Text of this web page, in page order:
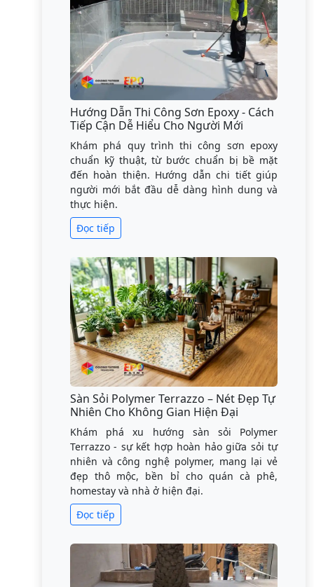
Hướng Dẫn Thi Công Sơn Epoxy - Cách
Tiếp Cận Dễ Hiểu Cho Người Mới
Khám phá quy trình thi công sơn epoxy
chuẩn kỹ thuật, từ bước chuẩn bị bề mặt
đến hoàn thiện. Hướng dẫn chi tiết giúp
người mới bắt đầu dễ dàng hình dung và
thực hiện.
Đọc tiếp
Sàn Sỏi Polymer Terrazzo – Nét Đẹp Tự
Nhiên Cho Không Gian Hiện Đại
Khám phá xu hướng sàn sỏi Polymer
Terrazzo - sự kết hợp hoàn hảo giữa sỏi tự
nhiên và công nghệ polymer, mang lại vẻ
đẹp thô mộc, bền bỉ cho quán cà phê,
homestay và nhà ở hiện đại.
Đọc tiếp